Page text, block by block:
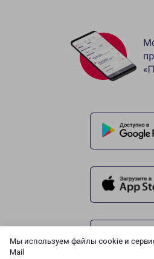
Мы используем файлы cookie и
Mail